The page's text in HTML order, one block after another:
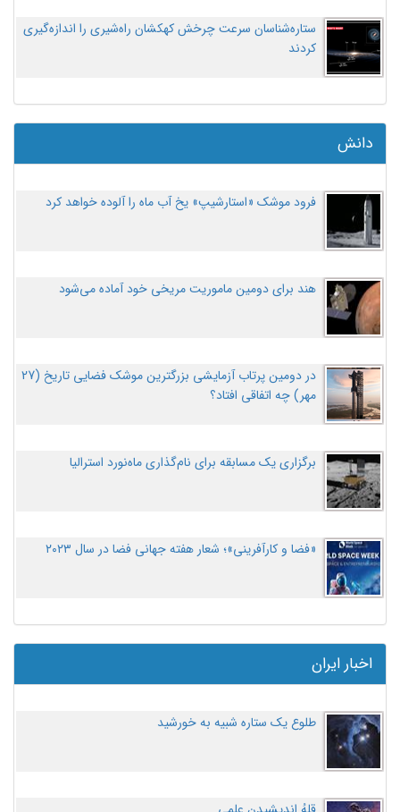
ستاره‌شناسان سرعت چرخش کهکشان راه‌شیری را اندازه‌گیری
کردند
دانش
فرود موشک «استارشیپ» یخ آب ماه را آلوده خواهد کرد
هند برای دومین ماموریت مریخی خود آماده می‌شود
در دومین پرتاب آزمایشی بزرگترین موشک فضایی تاریخ (27
مهر‌) چه اتفاقی افتاد؟
برگزاری یک مسابقه برای نام‌گذاری ماه‌نورد استرالیا
«فضا و کارآفرینی»؛ شعار هفته جهانی فضا در سال ۲۰۲۳
اخبار ایران
طلوع یک ستاره شبیه به خورشید